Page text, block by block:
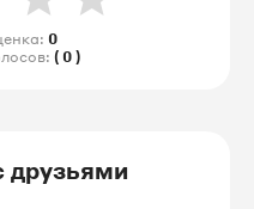
0
( 0 )
друзьями